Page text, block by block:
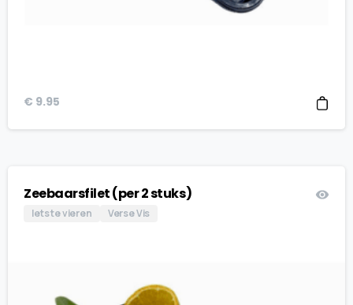
€ 9.95
Zeebaarsfilet (per 2 stuks)
Iets te vieren Verse Vis